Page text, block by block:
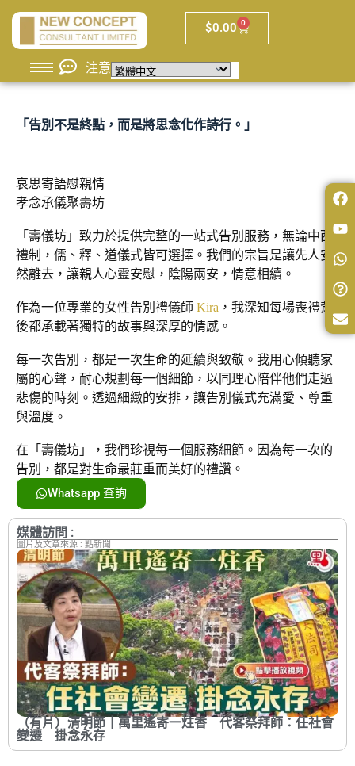
$0.00 0
注意
「告別不是終點，而是將思念化作詩行。」
哀思寄語慰親情
孝念承儀聚壽坊
「壽儀坊」致力於提供完整的一站式告別服務，無論中西
禮制，儒、釋、道儀式皆可選擇。我們的宗旨是讓先人安
然離去，讓親人心靈安慰，陰陽兩安，情意相續。
作為一位專業的女性告別禮儀師 Kira ，我深知每場喪禮背
後都承載著獨特的故事與深厚的情感。
每一次告別，都是一次生命的延續與致敬。我用心傾聽家
屬的心聲，耐心規劃每一個細節，以同理心陪伴他們走過
悲傷的時刻。透過細緻的安排，讓告別儀式充滿愛、尊重
與溫度。
在「壽儀坊」，我們珍視每一個服務細節。因為每一次的
告別，都是對生命最莊重而美好的禮讚。
Whatsapp 查詢
媒體訪問 :
圖片及文章來源 : 點新聞
（有片）清明節｜萬里遙寄一炷香 代客祭拜師：任社會
變遷 掛念永存